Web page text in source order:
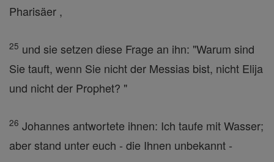
Pharisäer ,
25 und sie setzen diese Frage an ihn: "Warum sind
Sie tauft, wenn Sie nicht der Messias bist, nicht Elija
und nicht der Prophet? "
26 Johannes antwortete ihnen: Ich taufe mit Wasser;
aber stand unter euch - die Ihnen unbekannt -